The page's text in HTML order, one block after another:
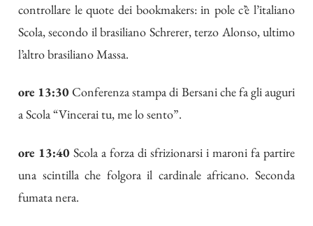
controllare le quote dei bookmakers: in pole c’è l’italiano
Scola, secondo il brasiliano Schrerer, terzo Alonso, ultimo
l’altro brasiliano Massa.
ore 13:30 Conferenza stampa di Bersani che fa gli auguri
a Scola “Vincerai tu, me lo sento”.
ore 13:40 Scola a forza di sfrizionarsi i maroni fa partire
una scintilla che folgora il cardinale africano. Seconda
fumata nera.